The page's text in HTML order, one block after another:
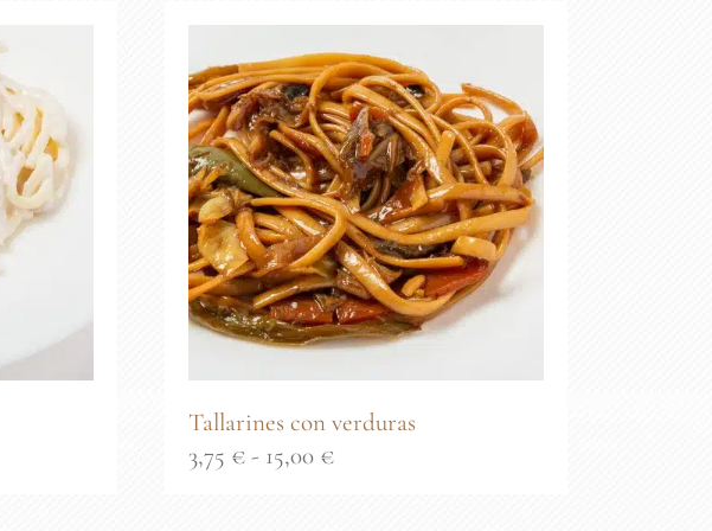
3,24 €
hasta
12,95 €
Tallarines con verduras
3,75 € - 15,00 €Rango